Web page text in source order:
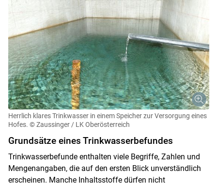
Herrlich klares Trinkwasser in einem Speicher zur Versorgung eines
Hofes. © Zaussinger / LK Oberösterreich
Grundsätze eines Trinkwasserbefundes
Trinkwasserbefunde enthalten viele Begriffe, Zahlen und
Mengenangaben, die auf den ersten Blick unverständlich
erscheinen. Manche Inhaltsstoffe dürfen nicht